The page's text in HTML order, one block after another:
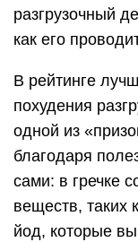
разгрузочный
как его
В рейтинге
похудения
одной из
благодаря
сами: в гречке
веществ, таких
йод, которые